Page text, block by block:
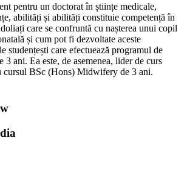
pentru un doctorat în științe medicale,
abilități și abilități constituie competență în
care se confruntă cu nașterea unui copil
și cum pot fi dezvoltate aceste
studențești care efectuează programul de
3 ani. Ea este, de asemenea, lider de curs
cursul BSc (Hons) Midwifery de 3 ani.